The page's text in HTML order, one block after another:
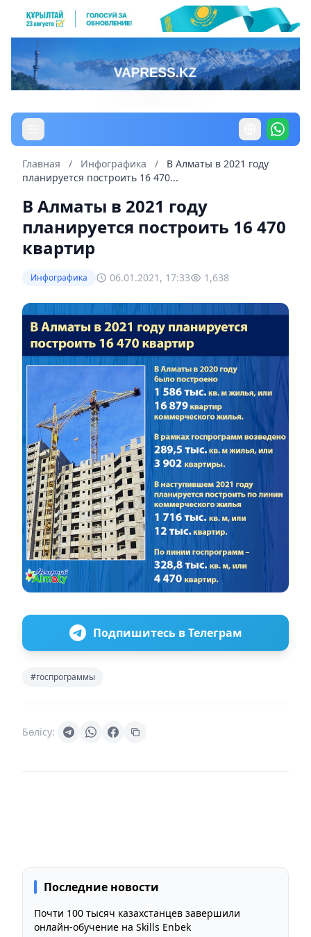
Главная / Инфографика /
В Алматы в 2021 году
планируется построить 16 470...
В Алматы в 2021 году
планируется построить 16 470
квартир
Инфографика 06.01.2021, 17:33 1,638
Подпишитесь в Телеграм
#госпрограммы
Бөлісу:
Последние новости
Почти 100 тысяч казахстанцев завершили
онлайн-обучение на Skills Enbek